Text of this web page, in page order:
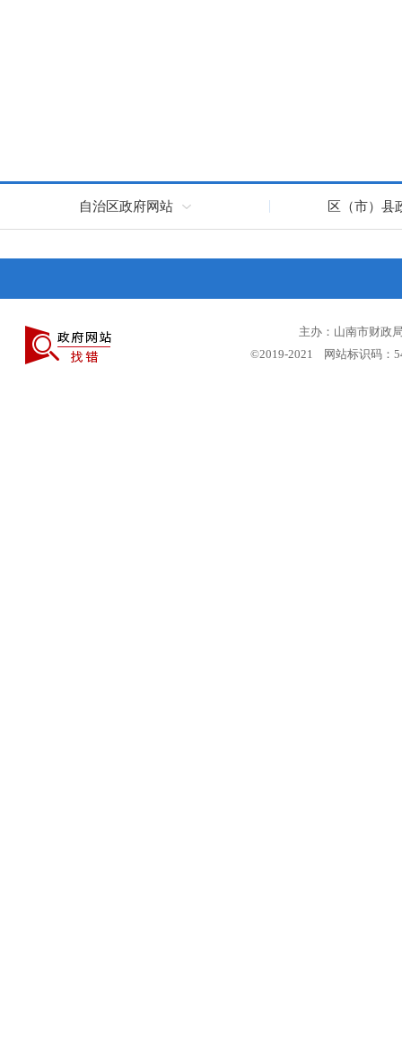
自治区政府网站 区（市）县
主办：山南市财政
©2019-2021 网站标识码：